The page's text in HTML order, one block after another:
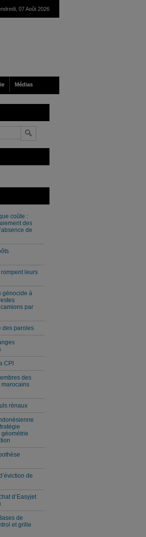
07 Août 2026
Médias
coûte :
des
de
leurs
génocide à
par
des paroles
CPI
des
marocains
rénaux
de
d’Easyjet
de
et grille